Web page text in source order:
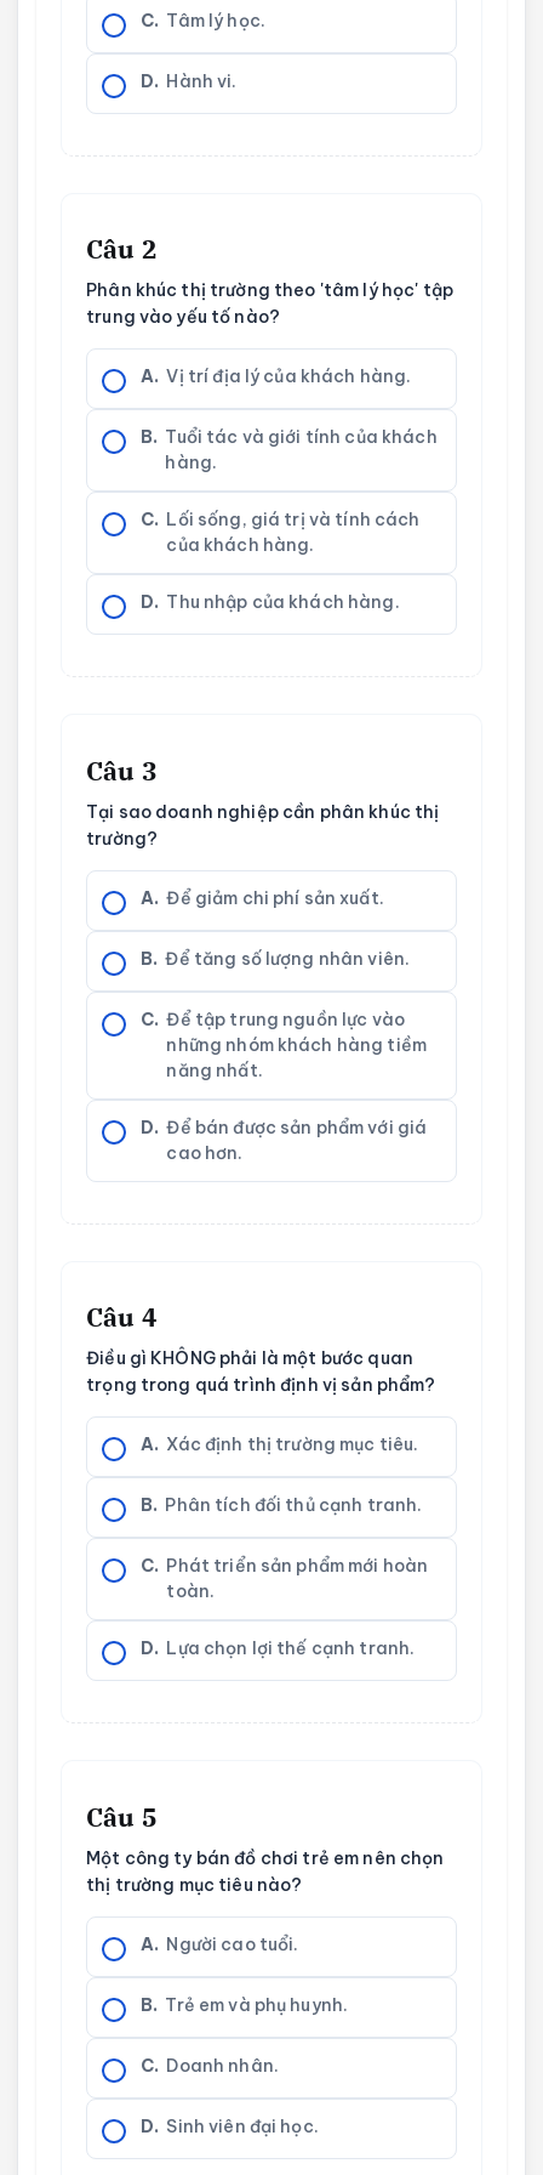
C. Tâm lý học.
D. Hành vi.
Câu 2
Phân khúc thị trường theo 'tâm lý học' tập
trung vào yếu tố nào?
A. Vị trí địa lý của khách hàng.
B. Tuổi tác và giới tính của khách
hàng.
C. Lối sống, giá trị và tính cách
của khách hàng.
D. Thu nhập của khách hàng.
Câu 3
Tại sao doanh nghiệp cần phân khúc thị
trường?
A. Để giảm chi phí sản xuất.
B. Để tăng số lượng nhân viên.
C. Để tập trung nguồn lực vào
những nhóm khách hàng tiềm
năng nhất.
D. Để bán được sản phẩm với giá
cao hơn.
Câu 4
Điều gì KHÔNG phải là một bước quan
trọng trong quá trình định vị sản phẩm?
A. Xác định thị trường mục tiêu.
B. Phân tích đối thủ cạnh tranh.
C. Phát triển sản phẩm mới hoàn
toàn.
D. Lựa chọn lợi thế cạnh tranh.
Câu 5
Một công ty bán đồ chơi trẻ em nên chọn
thị trường mục tiêu nào?
A. Người cao tuổi.
B. Trẻ em và phụ huynh.
C. Doanh nhân.
D. Sinh viên đại học.